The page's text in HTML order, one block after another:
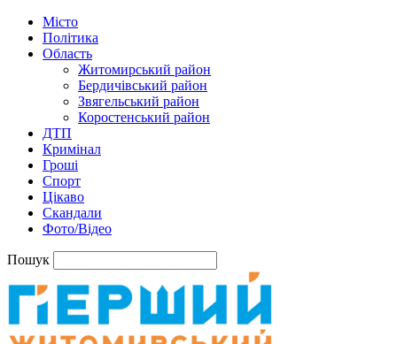
Місто
Політика
Область
Житомирський район
Бердичівський район
Звягельський район
Коростенський район
ДТП
Кримінал
Гроші
Спорт
Цікаво
Скандали
Фото/Відео
Пошук